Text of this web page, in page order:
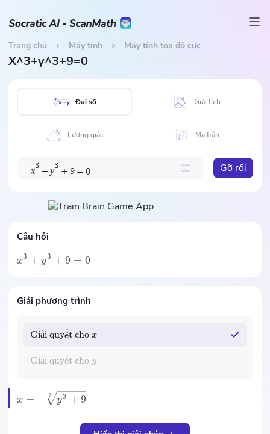
Trang chủ Máy tính Máy tính tọa độ cực
X^3+y^3+9=0
Đại số Giải tích
Lượng giác Ma trận
x
3
+ y
3
+ 9 = 0 Gỡ rối
Câu hỏi
x3 + y3 + 9 = 0
Giải phương trình
Giải quye
ˆ
ˊt cho x
Giải quye
ˆ
ˊt cho y
x = − 3 y3 + 9